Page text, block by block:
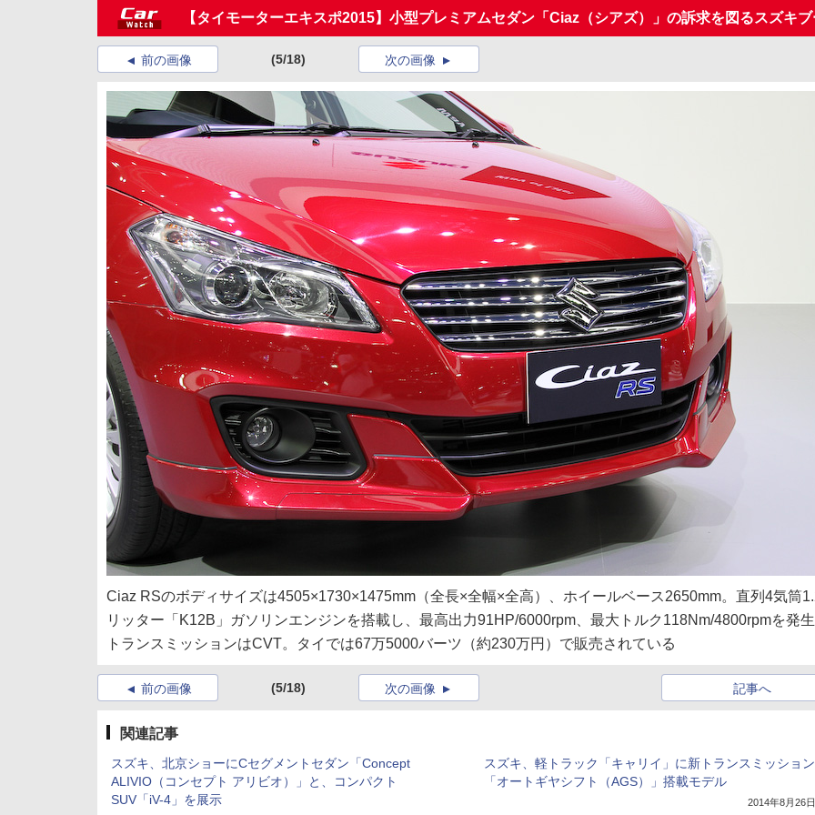
【タイモーターエキスポ2015】小型プレミアムセダン「Ciaz（シアズ）」の訴求を図るスズキブ
前の画像 (5/18) 次の画像
Ciaz RSのボディサイズは4505×1730×1475mm（全長×全幅×全高）、ホイールベース2650mm。直列4気筒
リッター「K12B」ガソリンエンジンを搭載し、最高出力91HP/6000rpm、最大トルク118Nm/4800rpmを発生
トランスミッションはCVT。タイでは67万5000バーツ（約230万円）で販売されている
前の画像 (5/18) 記事へ
次の画像
関連記事
スズキ、北京ショーにCセグメントセダン「Concept
ALIVIO（コンセプト アリビオ）」と、コンパクト
SUV「iV-4」を展示
スズキ、軽トラック「キャリイ」に新トランスミッション
「オートギヤシフト（AGS）」搭載モデル
2014年8月26日